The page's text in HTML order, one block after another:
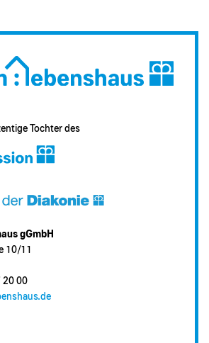
Tochter des
gGmbH
10/11
20 00